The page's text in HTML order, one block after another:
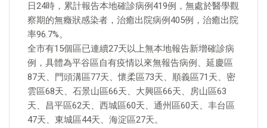
日24時，累計報告本地確診病例419例，無處於醫學觀
察期的無癥狀感染者，治癒出院病例405例，治癒出院
率96.7%。
全市有15個區已連續27天以上無本地報告新增確診病
例，具體為平谷區自有疫情以來無報告病例、延慶區
87天、門頭溝區77天、懷柔區73天、順義區71天、密
雲區68天、石景山區66天、大興區66天、房山區63
天、昌平區62天、西城區60天、通州區60天、丰台區
47天、東城區44天、海淀區27天。